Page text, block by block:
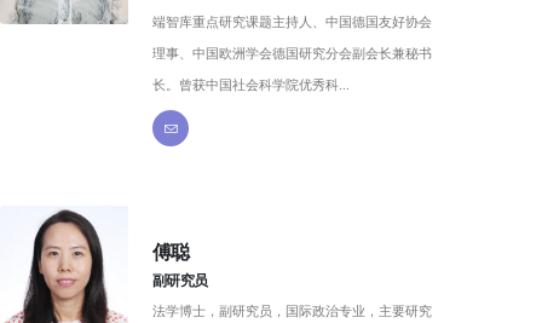
端智库重点研究课题主持人、中国德国友好协会
理事、中国欧洲学会德国研究分会副会长兼秘书
长。曾获中国社会科学院优秀科...
傅聪
副研究员
法学博士，副研究员，国际政治专业，主要研究